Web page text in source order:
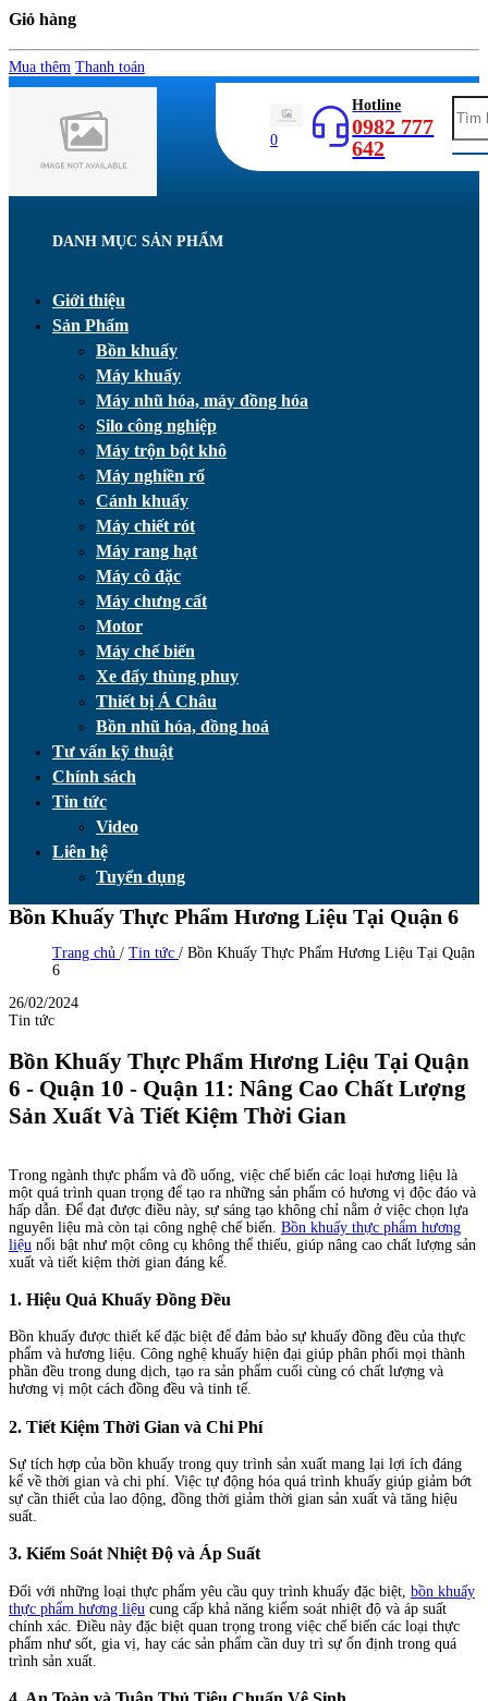
Giỏ hàng
Mua thêm Thanh toán
0
Hotline
0982 777
642
DANH MỤC SẢN PHẨM
Giới thiệu
Sản Phẩm
Bồn khuấy
Máy khuấy
Máy nhũ hóa, máy đồng hóa
Silo công nghiệp
Máy trộn bột khô
Máy nghiền rổ
Cánh khuấy
Máy chiết rót
Máy rang hạt
Máy cô đặc
Máy chưng cất
Motor
Máy chế biến
Xe đẩy thùng phuy
Thiết bị Á Châu
Bồn nhũ hóa, đồng hoá
Tư vấn kỹ thuật
Chính sách
Tin tức
Video
Liên hệ
Tuyển dụng
Bồn Khuấy Thực Phẩm Hương Liệu Tại Quận 6
Trang chủ / Tin tức / Bồn Khuấy Thực Phẩm Hương Liệu Tại Quận
6
26/02/2024
Tin tức
Bồn Khuấy Thực Phẩm Hương Liệu Tại Quận
6 - Quận 10 - Quận 11: Nâng Cao Chất Lượng
Sản Xuất Và Tiết Kiệm Thời Gian
Trong ngành thực phẩm và đồ uống, việc chế biến các loại hương liệu là
một quá trình quan trọng để tạo ra những sản phẩm có hương vị độc đáo và
hấp dẫn. Để đạt được điều này, sự sáng tạo không chỉ nằm ở việc chọn lựa
nguyên liệu mà còn tại công nghệ chế biến. Bồn khuấy thực phẩm hương
liệu nổi bật như một công cụ không thể thiếu, giúp nâng cao chất lượng sản
xuất và tiết kiệm thời gian đáng kể.
1. Hiệu Quả Khuấy Đồng Đều
Bồn khuấy được thiết kế đặc biệt để đảm bảo sự khuấy đồng đều của thực
phẩm và hương liệu. Công nghệ khuấy hiện đại giúp phân phối mọi thành
phần đều trong dung dịch, tạo ra sản phẩm cuối cùng có chất lượng và
hương vị một cách đồng đều và tinh tế.
2. Tiết Kiệm Thời Gian và Chi Phí
Sự tích hợp của bồn khuấy trong quy trình sản xuất mang lại lợi ích đáng
kể về thời gian và chi phí. Việc tự động hóa quá trình khuấy giúp giảm bớt
sự cần thiết của lao động, đồng thời giảm thời gian sản xuất và tăng hiệu
suất.
3. Kiểm Soát Nhiệt Độ và Áp Suất
Đối với những loại thực phẩm yêu cầu quy trình khuấy đặc biệt, bồn khuấy
thực phẩm hương liệu cung cấp khả năng kiểm soát nhiệt độ và áp suất
chính xác. Điều này đặc biệt quan trọng trong việc chế biến các loại thực
phẩm như sốt, gia vị, hay các sản phẩm cần duy trì sự ổn định trong quá
trình sản xuất.